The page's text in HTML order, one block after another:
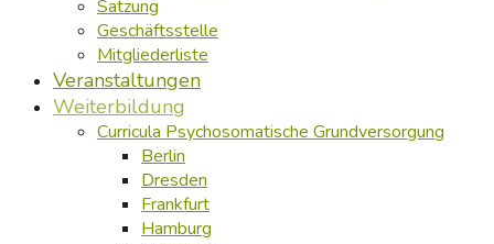
Satzung
Geschäftsstelle
Mitgliederliste
Veranstaltungen
Weiterbildung
Curricula Psychosomatische Grundversorgung
Berlin
Dresden
Frankfurt
Hamburg